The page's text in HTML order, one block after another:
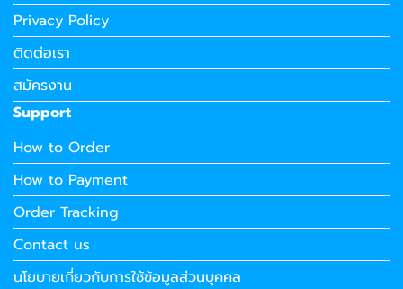
Privacy Policy
ติดต่อเรา
สมัครงาน
Support
How to Order
How to Payment
Order Tracking
Contact us
นโยบายเกี่ยวกับการใช้ข้อมูลส่วนบุคคล